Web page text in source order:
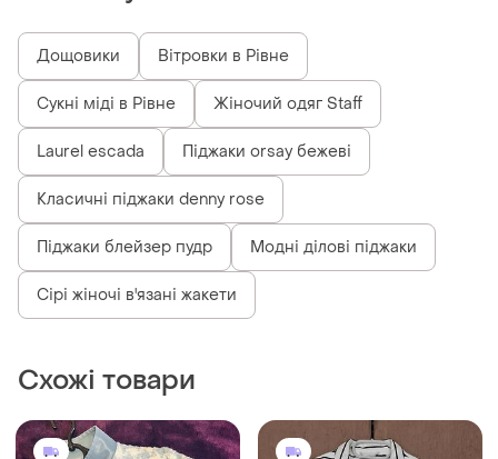
Дощовики Вітровки в Рівне
Сукні міді в Рівне Жіночий одяг Staff
Laurel escada Піджаки orsay бежеві
Класичні піджаки denny rose
Піджаки блейзер пудр Модні ділові піджаки
Сірі жіночі в'язані жакети
Схожі товари